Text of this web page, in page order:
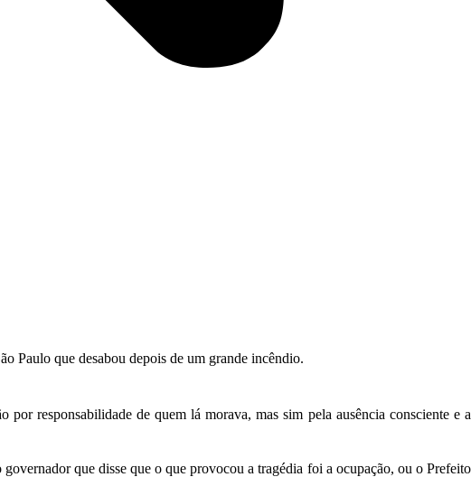
Paulo que desabou depois de um grande incêndio.
responsabilidade de quem lá morava, mas sim pela ausência consciente e a
governador que disse que o que provocou a tragédia foi a ocupação, ou o Prefeito